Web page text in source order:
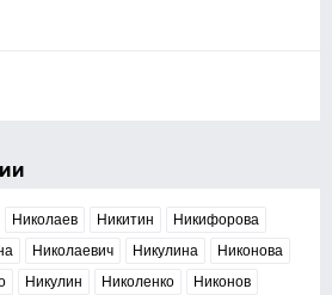
Николаев Никитин
Никифорова
Николаевич Никулина
Никонова
Никулин Николенко
Никонов